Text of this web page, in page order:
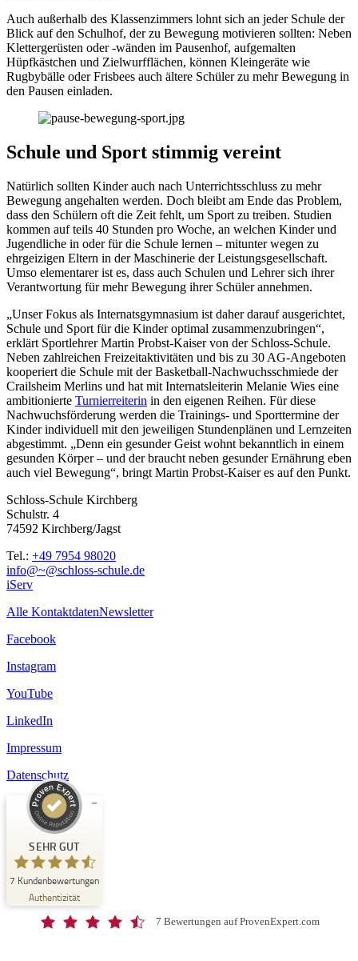
Auch außerhalb des Klassenzimmers lohnt sich an jeder Schule der
Blick auf den Schulhof, der zu Bewegung motivieren sollten: Neben
Klettergerüsten oder -wänden im Pausenhof, aufgemalten
Hüpfkästchen und Zielwurfflächen, können Kleingeräte wie
Rugbybälle oder Frisbees auch ältere Schüler zu mehr Bewegung in
den Pausen einladen.
Schule und Sport stimmig vereint
Natürlich sollten Kinder auch nach Unterrichtsschluss zu mehr
Bewegung angehalten werden. Doch bleibt am Ende das Problem,
dass den Schülern oft die Zeit fehlt, um Sport zu treiben. Studien
kommen auf teils 40 Stunden pro Woche, an welchen Kinder und
Jugendliche in oder für die Schule lernen – mitunter wegen zu
ehrgeizigen Eltern in der Maschinerie der Leistungsgesellschaft.
Umso elementarer ist es, dass auch Schulen und Lehrer sich ihrer
Verantwortung für mehr Bewegung ihrer Schüler annehmen.
„Unser Fokus als Internatsgymnasium ist daher darauf ausgerichtet,
Schule und Sport für die Kinder optimal zusammenzubringen“,
erklärt Sportlehrer Martin Probst-Kaiser von der Schloss-Schule.
Neben zahlreichen Freizeitaktivitäten und bis zu 30 AG-Angeboten
kooperiert die Schule mit der Basketball-Nachwuchsschmiede der
Crailsheim Merlins und hat mit Internatsleiterin Melanie Wies eine
ambitionierte Turnierreiterin in den eigenen Reihen. Für diese
Nachwuchsförderung werden die Trainings- und Sporttermine der
Kinder individuell mit den jeweiligen Stundenplänen und Lernzeiten
abgestimmt. „Denn ein gesunder Geist wohnt bekanntlich in einem
gesunden Körper – und der braucht neben gesunder Ernährung eben
auch viel Bewegung“, bringt Martin Probst-Kaiser es auf den Punkt.
Schloss-Schule Kirchberg
Schulstr. 4
74592 Kirchberg/Jagst
Tel.: +49 7954 98020
info@~@schloss-schule.de
iServ
Alle KontaktdatenNewsletter
Facebook
Instagram
YouTube
LinkedIn
Impressum
Datenschutz
SEHR GUT
7 Kundenbewertungen
Authentizität
Kundenbewertungen und Erfahrungen zu
Schloss-Schule Kirchberg
ProvenExpert.com
SEHR GUT
4,67
/
5,00 7 Bewertungen auf ProvenExpert.com